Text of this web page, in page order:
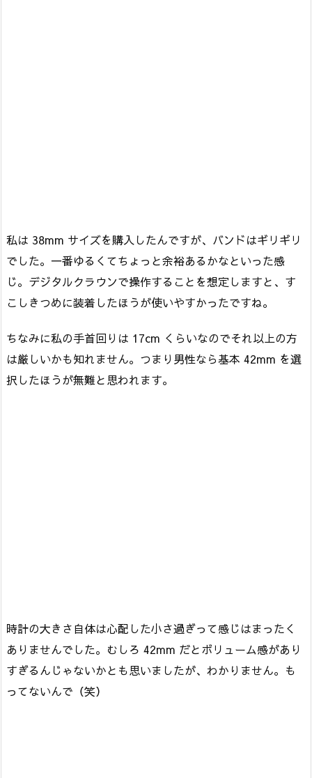
私は 38mm サイズを購入したんですが、バンドはギリギリ
でした。一番ゆるくてちょっと余裕あるかなといった感
じ。デジタルクラウンで操作することを想定しますと、す
こしきつめに装着したほうが使いやすかったですね。
ちなみに私の手首回りは 17cm くらいなのでそれ以上の方
は厳しいかも知れません。つまり男性なら基本 42mm を選
択したほうが無難と思われます。
時計の大きさ自体は心配した小さ過ぎって感じはまったく
ありませんでした。むしろ 42mm だとボリューム感があり
すぎるんじゃないかとも思いましたが、わかりません。も
ってないんで（笑）